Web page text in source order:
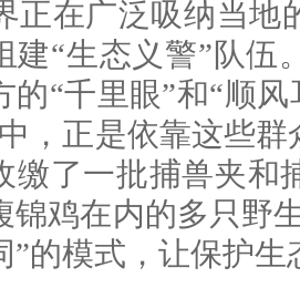
正在广泛吸纳当地
建“生态义警”队伍
的“千里眼”和“顺
，正是依靠这些
缴了一批捕兽夹和
锦鸡在内的多只野
”的模式，让保护